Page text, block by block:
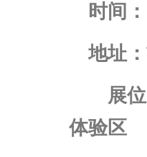
时间：
地址
展位
体验区